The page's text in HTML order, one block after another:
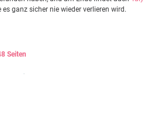
ganz sicher nie wieder verlieren wird.
Seiten